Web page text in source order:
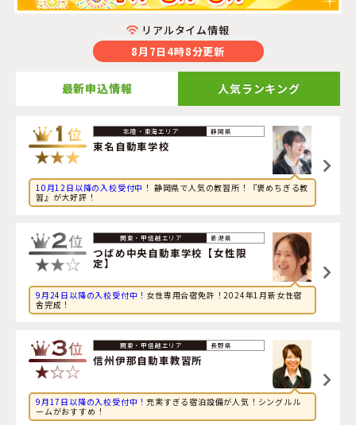
リアルタイム情報
8月7日4時8分更新
最新申込情報
2026年8月7日
旅行に興味のある大学生が静岡県・
浜松自動車学校 浜松
校に申し込みました。
2026年8月7日
旅行に興味のある社会人が福井県・AOIドライビングスク
2026年8月7日
旅行に興味のある大学生が静岡県・
浜松自動車学校 浜松
校 に申し込みました。
2026年8月7日
人気ランキング
静岡県
東名自動車学校
10月12日以降の入校受付中！ 静岡県で人気の教習所！『褒めちぎる教
習』が大好評！
新潟県
つばめ中央自動車学校【女性限
定】
9月24日以降の入校受付中！ 女性専用合宿免許！2024年1月新女性宿
舎完成！
長野県
信州伊那自動車教習所
9月17日以降の入校受付中！充実すぎる宿泊設備が人気！シングルル
ームがおすすめ！